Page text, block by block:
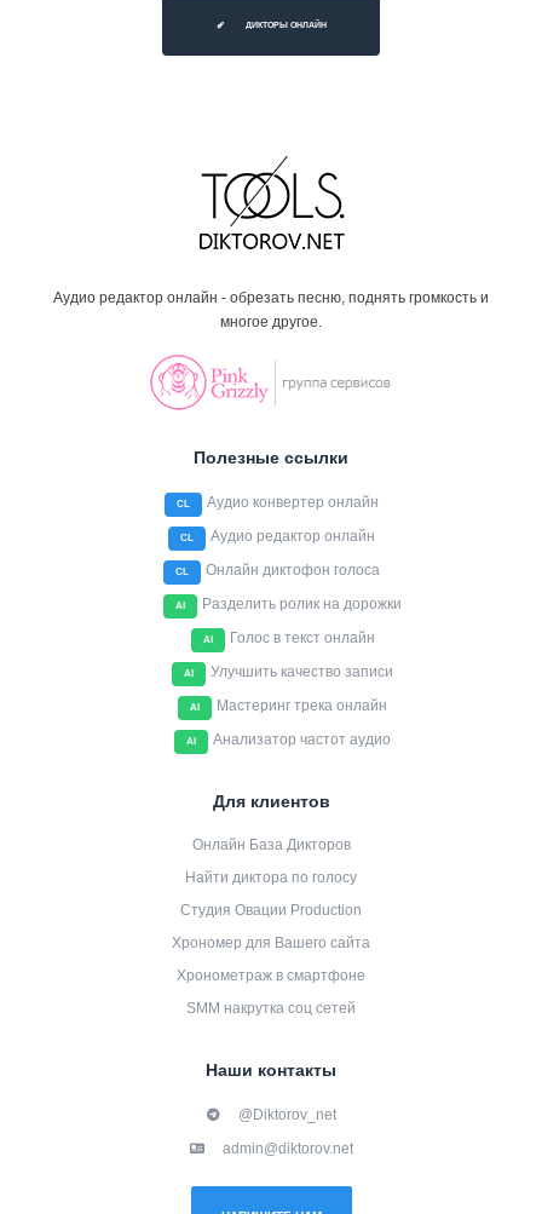
ДИКТОРЫ ОНЛАЙН
Аудио редактор онлайн - обрезать песню, поднять громкость и
многое другое.
Полезные ссылки
CL Аудио конвертер онлайн
CL Аудио редактор онлайн
CL Онлайн диктофон голоса
AI Разделить ролик на дорожки
AI Голос в текст онлайн
AI Улучшить качество записи
AI Мастеринг трека онлайн
AI Анализатор частот аудио
Для клиентов
Онлайн База Дикторов
Найти диктора по голосу
Студия Овации Production
Хрономер для Вашего сайта
Хронометраж в смартфоне
SMM накрутка соц сетей
Наши контакты
@Diktorov_net
admin@diktorov.net